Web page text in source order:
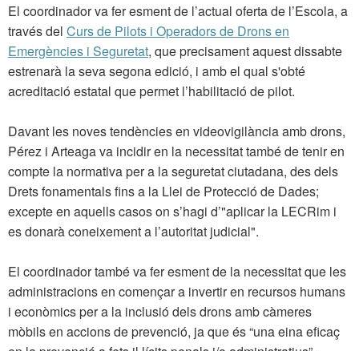
El coordinador va fer esment de l’actual oferta de l’Escola, a
través del Curs de Pilots i Operadors de Drons en
Emergències i Seguretat, que precisament aquest dissabte
estrenarà la seva segona edició, i amb el qual s'obté
acreditació estatal que permet l’habilitació de pilot.
Davant les noves tendències en videovigilància amb drons,
Pérez i Arteaga va incidir en la necessitat també de tenir en
compte la normativa per a la seguretat ciutadana, des dels
Drets fonamentals fins a la Llei de Protecció de Dades;
excepte en aquells casos on s’hagi d’"aplicar la LECRim i
es donarà coneixement a l’autoritat judicial".
El coordinador també va fer esment de la necessitat que les
administracions en començar a invertir en recursos humans
i econòmics per a la inclusió dels drons amb càmeres
mòbils en accions de prevenció, ja que és “una eina eficaç